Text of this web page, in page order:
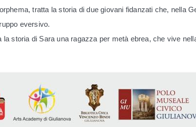
tratta la storia di due giovani fidanzati che, nella
eversivo.
storia di Sara una ragazza per metà ebrea, che vive